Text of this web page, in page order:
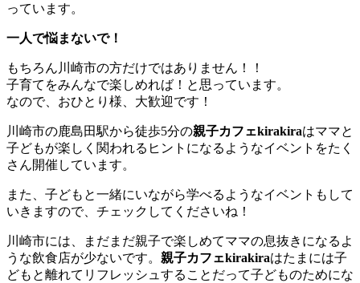
っています。
一人で悩まないで！
もちろん川崎市の方だけではありません！！
子育てをみんなで楽しめれば！と思っています。
なので、おひとり様、大歓迎です！
川崎市の鹿島田駅から徒歩5分の親子カフェkirakiraはママと
子どもが楽しく関われるヒントになるようなイベントをたく
さん開催しています。
また、子どもと一緒にいながら学べるようなイベントもして
いきますので、チェックしてくださいね！
川崎市には、まだまだ親子で楽しめてママの息抜きになるよ
うな飲食店が少ないです。 親子カフェkirakiraはたまには子
どもと離れてリフレッシュすることだって子どものためにな